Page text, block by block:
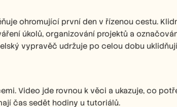
ohromující první den v řízenou cestu.
úkolů, organizování projektů a
vypravěč udržuje po celou dobu
Video jde rovnou k věci a ukazuje, co
čas sedět hodiny u tutoriálů.